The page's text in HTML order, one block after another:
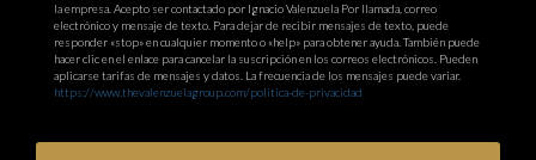
la empresa. Acepto ser contactado por Ignacio Valenzuela Por llamada, correo
electrónico y mensaje de texto. Para dejar de recibir mensajes de texto, puede
responder «stop» en cualquier momento o «help» para obtener ayuda. También puede
hacer clic en el enlace para cancelar la suscripción en los correos electrónicos. Pueden
aplicarse tarifas de mensajes y datos. La frecuencia de los mensajes puede variar.
https://www.thevalenzuelagroup.com/politica-de-privacidad